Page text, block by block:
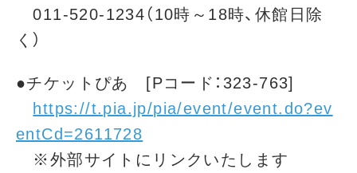
011-520-1234（10時～18時、休館日除
く）
●チケットぴあ [Pコード：323-763]
https://t.pia.jp/pia/event/event.do?ev
entCd=2611728
※外部サイトにリンクいたします